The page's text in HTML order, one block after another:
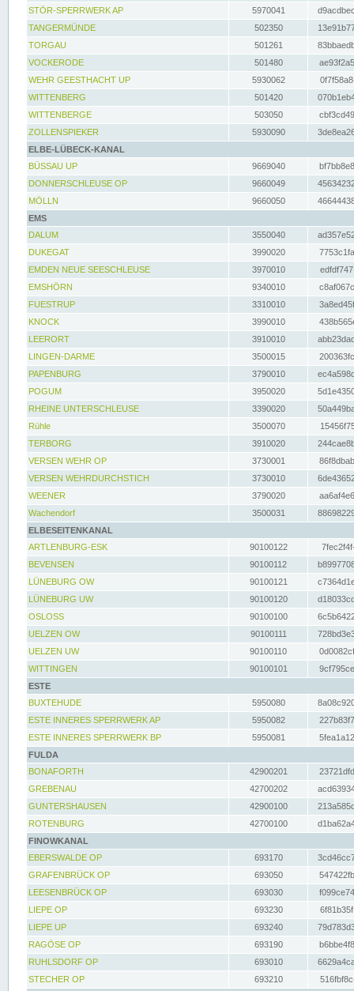
STÖR-SPERRWERK AP 5970041
TANGERMÜNDE
502350
TORGAU
501261
VOCKERODE
501480
WEHR GEESTHACHT UP
5930062
WITTENBERG
501420
WITTENBERGE
503050
ZOLLENSPIEKER
5930090
ELBE-LÜBECK-KANAL
BÜSSAU UP
9669040
DONNERSCHLEUSE OP
9660049
MÖLLN
9660050
EMS
DALUM
3550040
DUKEGAT
3990020
EMDEN NEUE SEESCHLEUSE
3970010
EMSHÖRN
9340010
FUESTRUP
3310010
KNOCK
3990010
LEERORT
3910010
LINGEN-DARME
3500015
PAPENBURG
3790010
POGUM
3950020
RHEINE UNTERSCHLEUSE
3390020
Rühle
3500070
TERBORG
3910020
VERSEN WEHR OP
3730001
VERSEN WEHRDURCHSTICH
3730010
WEENER
3790020
Wachendorf
3500031
ELBESEITENKANAL
ARTLENBURG-ESK
90100122
BEVENSEN
90100112
LÜNEBURG OW
90100121
LÜNEBURG UW
90100120
OSLOSS
90100100
UELZEN OW
90100111
UELZEN UW
90100110
WITTINGEN
90100101
ESTE
BUXTEHUDE
5950080
ESTE INNERES SPERRWERK AP
5950082
ESTE INNERES SPERRWERK BP
5950081
FULDA
BONAFORTH
42900201
GREBENAU
42700202
GUNTERSHAUSEN
42900100
ROTENBURG
42700100
FINOWKANAL
EBERSWALDE OP
693170
GRAFENBRÜCK OP
693050
LEESENBRÜCK OP
693030
LIEPE OP
693230
LIEPE UP
693240
RAGÖSE OP
693190
RUHLSDORF OP
693010
STECHER OP
693210